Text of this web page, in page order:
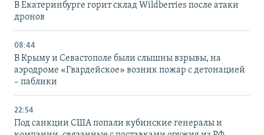
В Екатеринбурге горит склад Wildberries после атаки
дронов
08:44
В Крыму и Севастополе были слышны взрывы, на
аэродроме «Гвардейское» возник пожар с детонацией
– паблики
22:54
Под санкции США попали кубинские генералы и